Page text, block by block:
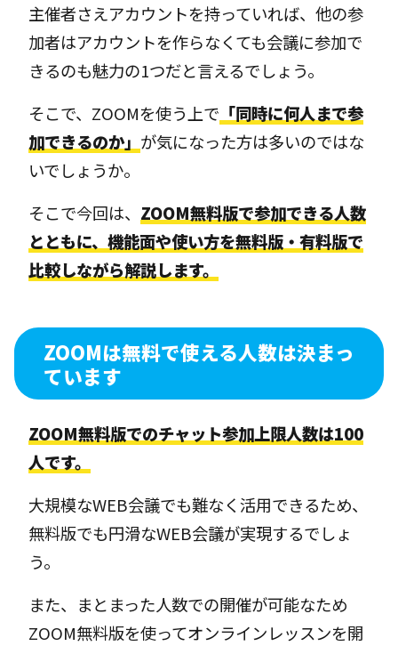
主催者さえアカウントを持っていれば、他の参
加者はアカウントを作らなくても会議に参加で
きるのも魅力の1つだと言えるでしょう。
そこで、ZOOMを使う上で 「同時に何人まで参
加できるのか」 が気になった方は多いのではな
いでしょうか。
そこで今回は、 ZOOM無料版で参加できる人数
とともに、機能面や使い方を無料版・有料版で
比較しながら解説します。
ZOOMは無料で使える人数は決まっ
ています
ZOOM無料版でのチャット参加上限人数は100
人です。
大規模なWEB会議でも難なく活用できるため、
無料版でも円滑なWEB会議が実現するでしょ
う。
また、まとまった人数での開催が可能なため
ZOOM無料版を使ってオンラインレッスンを開